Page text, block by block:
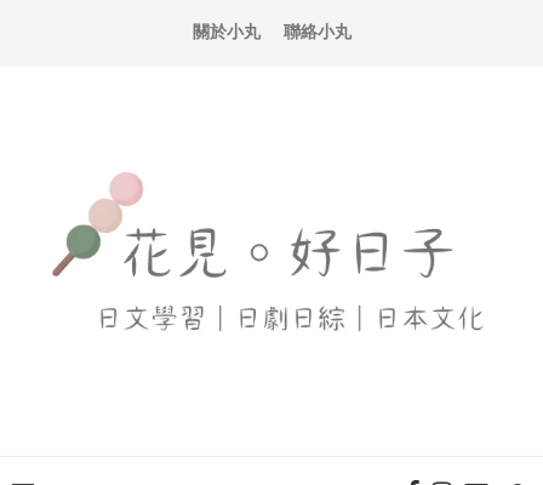
關於小丸 聯絡小丸